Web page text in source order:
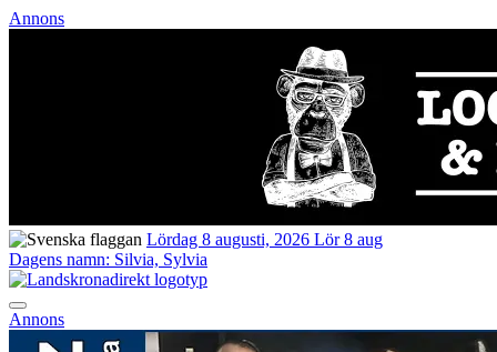
Annons
Lördag 8 augusti, 2026 Lör 8 aug
Dagens namn: Silvia, Sylvia
Annons